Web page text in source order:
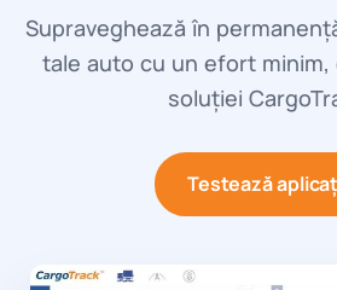
Supraveghează în
tale auto cu un efort
soluției
Testează